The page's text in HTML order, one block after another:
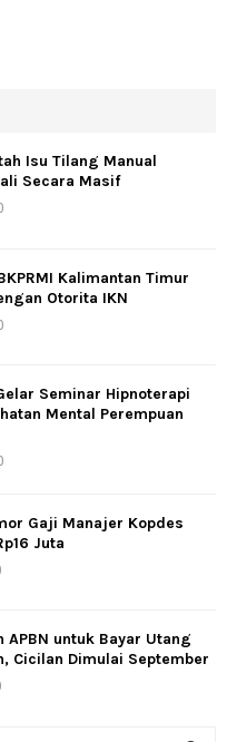
Isu Tilang Manual
Secara Masif
Kalimantan Timur
Otorita IKN
Seminar Hipnoterapi
Mental Perempuan
Gaji Manajer Kopdes
Juta
APBN untuk Bayar Utang
Cicilan Dimulai September